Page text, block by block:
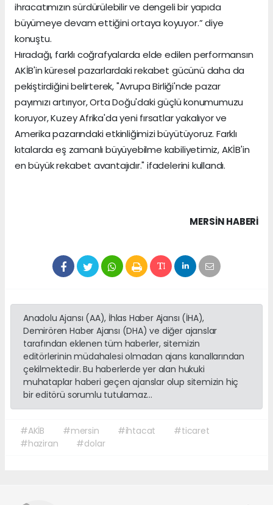
ihracatımızın sürdürülebilir ve dengeli bir yapıda
büyümeye devam ettiğini ortaya koyuyor.” diye
konuştu.
Hıradağı, farklı coğrafyalarda elde edilen performansın
AKİB'in küresel pazarlardaki rekabet gücünü daha da
pekiştirdiğini belirterek, "Avrupa Birliği'nde pazar
payımızı artırıyor, Orta Doğu'daki güçlü konumumuzu
koruyor, Kuzey Afrika'da yeni fırsatlar yakalıyor ve
Amerika pazarındaki etkinliğimizi büyütüyoruz. Farklı
kıtalarda eş zamanlı büyüyebilme kabiliyetimiz, AKİB'in
en büyük rekabet avantajıdır." ifadelerini kullandı.
MERSIN HABERİ
Anadolu Ajansı (AA), İhlas Haber Ajansı (İHA),
Demirören Haber Ajansı (DHA) ve diğer ajanslar
tarafından eklenen tüm haberler, sitemizin
editörlerinin müdahalesi olmadan ajans kanallarından
çekilmektedir. Bu haberlerde yer alan hukuki
muhataplar haberi geçen ajanslar olup sitemizin hiç
bir editörü sorumlu tutulamaz...
#AKİB #mersin #ihtacat
#ticaret
#haziran
#dolar